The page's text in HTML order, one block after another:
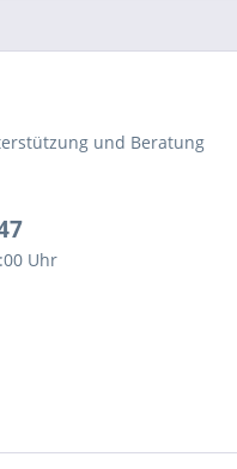
und Beratung
Uhr